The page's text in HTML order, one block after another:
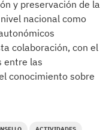
y preservación de la
nacional como
colaboración, con el
entre las
conocimiento sobre